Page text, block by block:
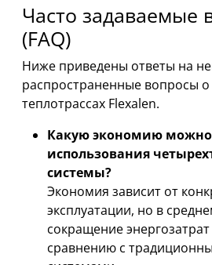
Часто задаваемые
(FAQ)
Ниже приведены ответы на
распространенные вопросы
теплотрассах Flexalen.
Какую экономию
использования
системы?
Экономия зависит от
эксплуатации, но в
сокращение
сравнению с